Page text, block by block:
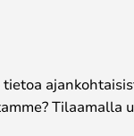
tietoa
Tilaamalla